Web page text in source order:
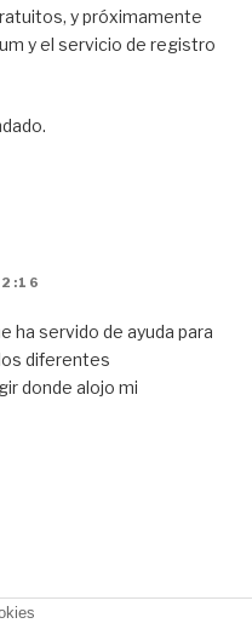
y próximamente
y el servicio de registro
ha servido de ayuda para
diferentes
donde alojo mi